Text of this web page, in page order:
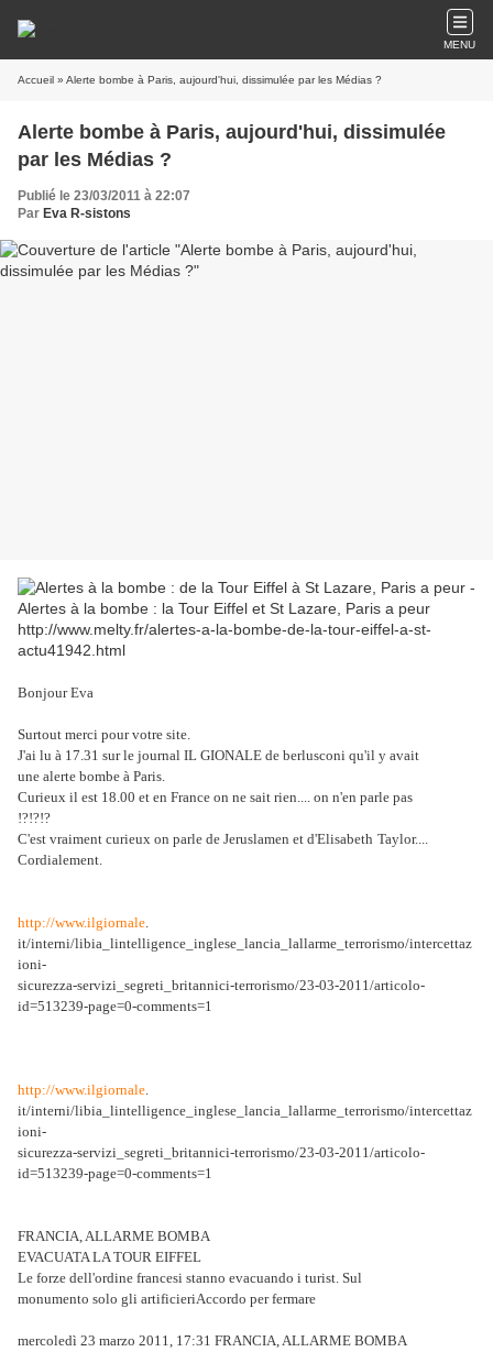
MENU
Accueil » Alerte bombe à Paris, aujourd'hui, dissimulée par les Médias ?
Alerte bombe à Paris, aujourd'hui, dissimulée
par les Médias ?
Publié le 23/03/2011 à 22:07
Par Eva R-sistons
http://www.melty.fr/alertes-a-la-bombe-de-la-tour-eiffel-a-st-
actu41942.html
Bonjour Eva
Surtout merci pour votre site.
J'ai lu à 17.31 sur le journal IL GIONALE de berlusconi qu'il y avait
une alerte bombe à Paris.
Curieux il est 18.00 et en France on ne sait rien.... on n'en parle pas
!?!?!?
C'est vraiment curieux on parle de Jeruslamen et d'Elisabeth Taylor....
Cordialement.
http://www.ilgiornale.
it/interni/libia_lintelligence_inglese_lancia_lallarme_terrorismo/intercettaz
ioni-
sicurezza-servizi_segreti_britannici-terrorismo/23-03-2011/articolo-
id=513239-page=0-comments=1
http://www.ilgiornale.
it/interni/libia_lintelligence_inglese_lancia_lallarme_terrorismo/intercettaz
ioni-
sicurezza-servizi_segreti_britannici-terrorismo/23-03-2011/articolo-
id=513239-page=0-comments=1
FRANCIA, ALLARME BOMBA
EVACUATA LA TOUR EIFFEL
Le forze dell'ordine francesi stanno evacuando i turist. Sul
monumento solo gli artificieriAccordo per fermare
mercoledì 23 marzo 2011, 17:31 FRANCIA, ALLARME BOMBA